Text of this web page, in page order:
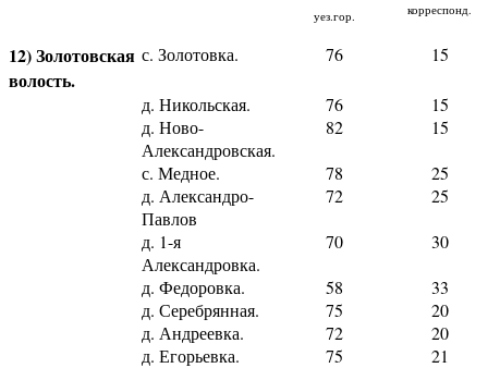
уез.гор.
корреспонд.
12) Золотовская
волость.
с. Золотовка. 76 15
д. Никольская. 76
15
д. Ново-
Александровская.
82
15
с. Медное.
78
25
д. Александро-
Павлов
72
25
д. 1-я
Александровка.
70
30
д. Федоровка.
58
33
д. Серебрянная.
75
20
д. Андреевка.
72
20
д. Егорьевка.
75
21